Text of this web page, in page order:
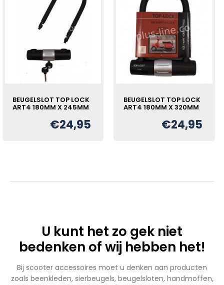
BEUGELSLOT TOP LOCK
ART4 180MM X 245MM
€24,95
BEUGELSLOT TOP LOCK
ART4 180MM X 320MM
€24,95
U kunt het zo gek niet
bedenken of wij hebben het!
Bij scooter accessoires moet u denken aan producten
zoals beenkleden, sierbeugels, beugelsloten, handmoffen,